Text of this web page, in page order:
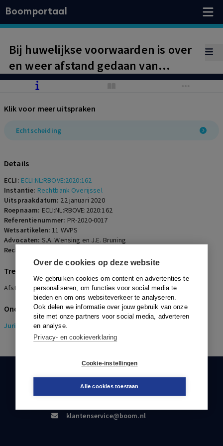
Over de cookies op deze website
We gebruiken cookies om content en advertenties te
personaliseren, om functies voor social media te
bieden en om ons websiteverkeer te analyseren.
Ook delen we informatie over jouw gebruik van onze
site met onze partners voor social media, adverteren
en analyse.
Privacy- en cookieverklaring
Cookie-instellingen
Alle cookies toestaan
Boomportaal
Bij huwelijkse voorwaarden is over
en weer afstand gedaan van
pensioenverevening en
Klik voor meer uitspraken
Echtscheiding
Details
ECLI: ECLI:NL:RBOVE:2020:162
Instantie: Rechtbank Overijssel
Uitspraakdatum: 22 januari 2020
Roepnaam: ECLI:NL:RBOVE:2020:162
Referentienummer: PR-2020-0017
Wetsartikelen:11 WVPS
Advocaten: S.A. Wensing en J.E. Bruning
Rechters:
Trefwoorden
Afstand, Huwelijkse voorwaarden, Verevening
Onderwerpen
Juridisch> Pensioenrecht
KLANTENSERVICE
088-0301000
klantenservice@boom.nl